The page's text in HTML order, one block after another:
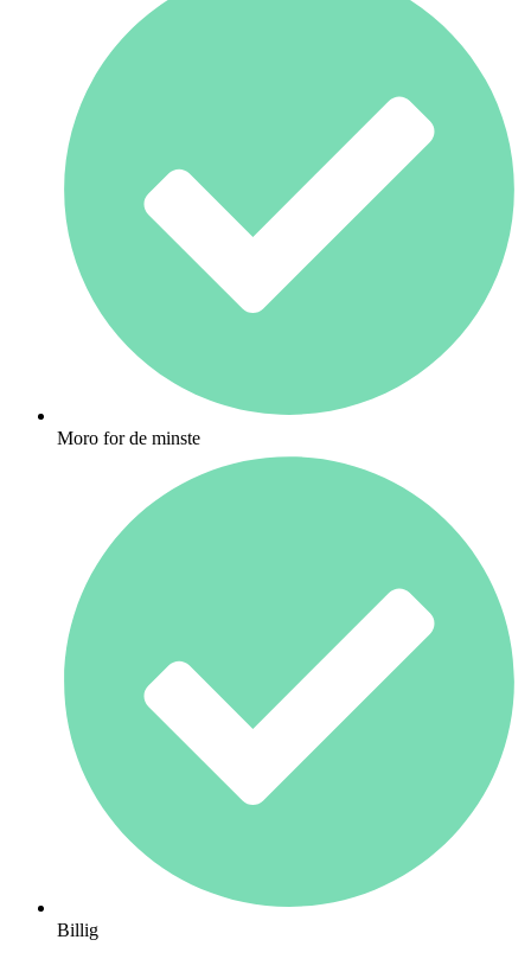
Moro for de minste
Billig